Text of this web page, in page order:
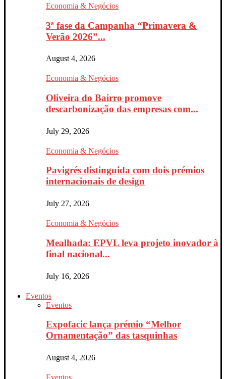
Economia & Negócios
3ª fase da Campanha “Primavera &
Verão 2026”...
August 4, 2026
Economia & Negócios
Oliveira do Bairro promove
descarbonização das empresas com...
July 29, 2026
Economia & Negócios
Pavigrés distinguida com dois prémios
internacionais de design
July 27, 2026
Economia & Negócios
Mealhada: EPVL leva projeto inovador à
final nacional...
July 16, 2026
Eventos
Eventos
Expofacic lança prémio “Melhor
Ornamentação” das tasquinhas
August 4, 2026
Eventos